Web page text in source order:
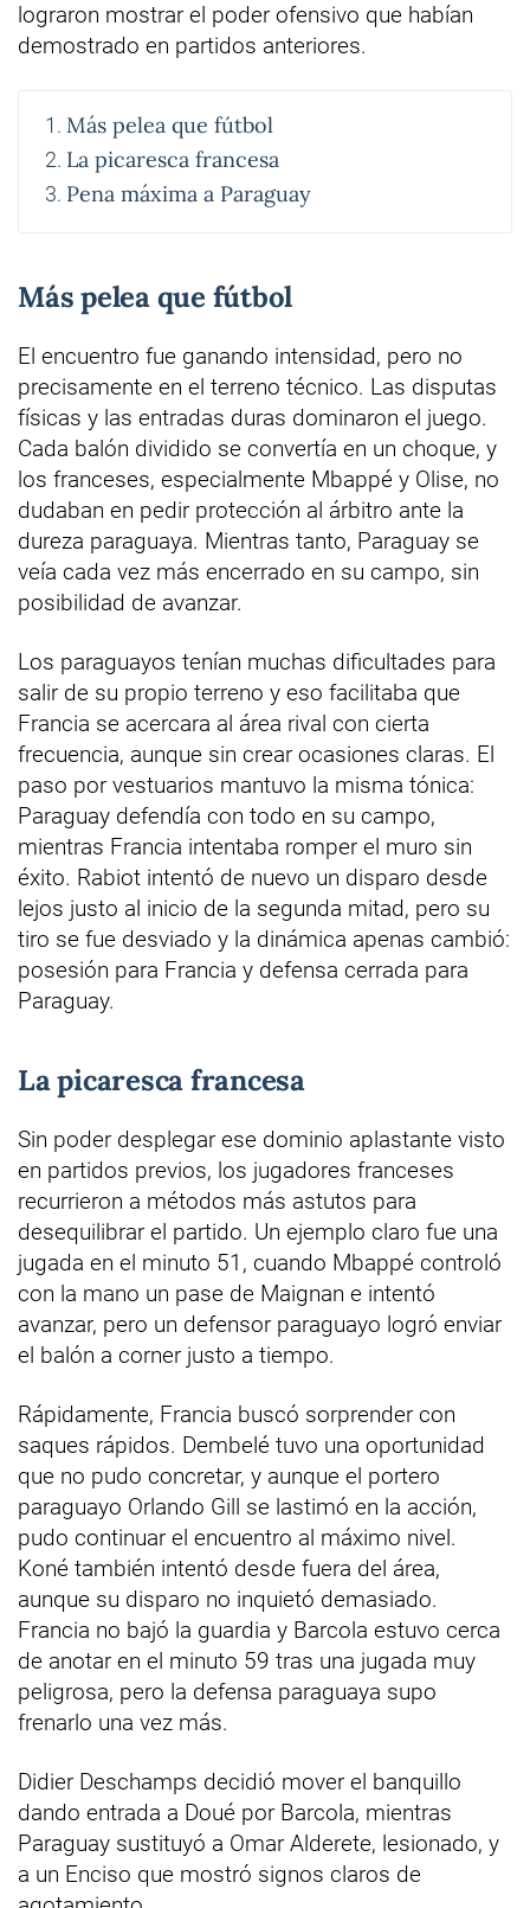
lograron mostrar el poder ofensivo que habían
demostrado en partidos anteriores.
Más pelea que fútbol
La picaresca francesa
Pena máxima a Paraguay
Más pelea que fútbol
El encuentro fue ganando intensidad, pero no
precisamente en el terreno técnico. Las disputas
físicas y las entradas duras dominaron el juego.
Cada balón dividido se convertía en un choque, y
los franceses, especialmente Mbappé y Olise, no
dudaban en pedir protección al árbitro ante la
dureza paraguaya. Mientras tanto, Paraguay se
veía cada vez más encerrado en su campo, sin
posibilidad de avanzar.
Los paraguayos tenían muchas dificultades para
salir de su propio terreno y eso facilitaba que
Francia se acercara al área rival con cierta
frecuencia, aunque sin crear ocasiones claras. El
paso por vestuarios mantuvo la misma tónica:
Paraguay defendía con todo en su campo,
mientras Francia intentaba romper el muro sin
éxito. Rabiot intentó de nuevo un disparo desde
lejos justo al inicio de la segunda mitad, pero su
tiro se fue desviado y la dinámica apenas cambió:
posesión para Francia y defensa cerrada para
Paraguay.
La picaresca francesa
Sin poder desplegar ese dominio aplastante visto
en partidos previos, los jugadores franceses
recurrieron a métodos más astutos para
desequilibrar el partido. Un ejemplo claro fue una
jugada en el minuto 51, cuando Mbappé controló
con la mano un pase de Maignan e intentó
avanzar, pero un defensor paraguayo logró enviar
el balón a corner justo a tiempo.
Rápidamente, Francia buscó sorprender con
saques rápidos. Dembelé tuvo una oportunidad
que no pudo concretar, y aunque el portero
paraguayo Orlando Gill se lastimó en la acción,
pudo continuar el encuentro al máximo nivel.
Koné también intentó desde fuera del área,
aunque su disparo no inquietó demasiado.
Francia no bajó la guardia y Barcola estuvo cerca
de anotar en el minuto 59 tras una jugada muy
peligrosa, pero la defensa paraguaya supo
frenarlo una vez más.
Didier Deschamps decidió mover el banquillo
dando entrada a Doué por Barcola, mientras
Paraguay sustituyó a Omar Alderete, lesionado, y
a un Enciso que mostró signos claros de